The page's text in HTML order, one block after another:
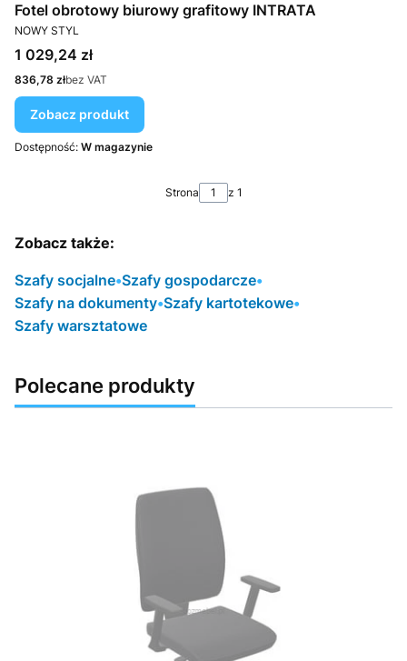
Fotel obrotowy biurowy grafitowy INTRATA
PRODUCENT
NOWY STYL
Cena
1 029,24 zł
Cena
836,78 złbez VAT
Zobacz produkt
Dostępność: W magazynie
Strona z 1
Zobacz także:
Szafy socjalne•Szafy gospodarcze•
Szafy na dokumenty•Szafy kartotekowe•
Szafy warsztatowe
Polecane produkty